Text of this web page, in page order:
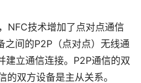
NFC技术增加了点对点通信
之间的P2P（点对点）无线通
建立通信连接。P2P通信的双
的双方设备是主从关系。